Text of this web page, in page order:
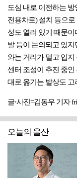
도심 내로 이전하는 방
전용차로) 설치 등으
성도 열려 있기 때문
발 등이 논의되고 있
와는 거리가 멀고 입
센터 조성이 추진 중
대로 옮기는 발상도 고
글·사진=김동우 기자
오늘의 울산